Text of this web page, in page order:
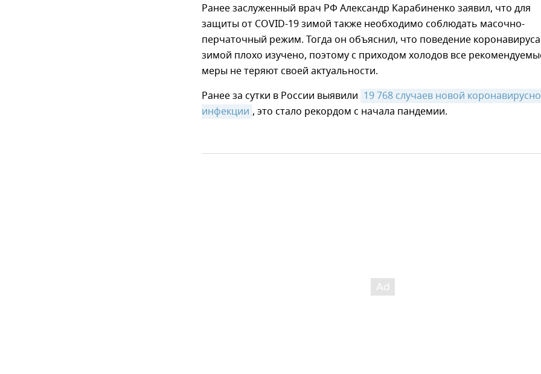
Ранее заслуженный врач РФ Александр Карабиненко заявил, что для
защиты от COVID-19 зимой также необходимо соблюдать масочно-
перчаточный режим. Тогда он объяснил, что поведение коронавируса
зимой плохо изучено, поэтому с приходом холодов все
меры не теряют своей актуальности.
Ранее за сутки в России выявили 19 768 случаев новой
инфекции , это стало рекордом с начала пандемии.